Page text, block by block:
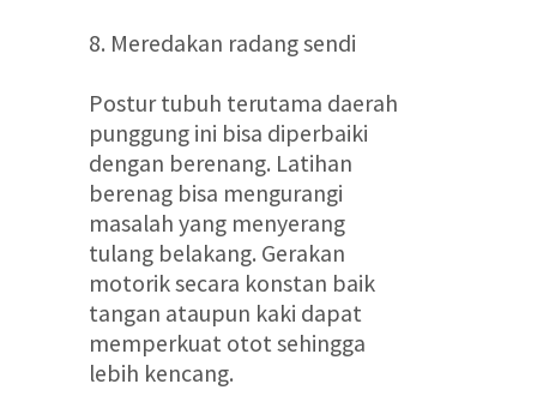
8. Meredakan radang sendi
Postur tubuh terutama daerah
punggung ini bisa diperbaiki
dengan berenang. Latihan
berenag bisa mengurangi
masalah yang menyerang
tulang belakang. Gerakan
motorik secara konstan baik
tangan ataupun kaki dapat
memperkuat otot sehingga
lebih kencang.